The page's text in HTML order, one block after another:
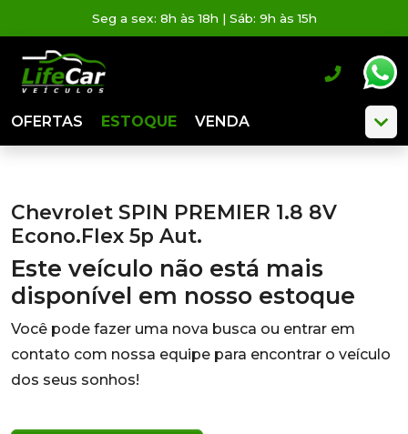
Seg a sex: 8h às 18h | Sáb: 9h às 15h
OFERTAS ESTOQUE VENDA
Chevrolet SPIN PREMIER 1.8 8V
Econo.Flex 5p Aut.
Este veículo não está mais
disponível em nosso estoque
Você pode fazer uma nova busca ou entrar em
contato com nossa equipe para encontrar o veículo
dos seus sonhos!